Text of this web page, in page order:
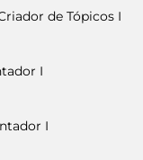
de Tópicos I
I
I